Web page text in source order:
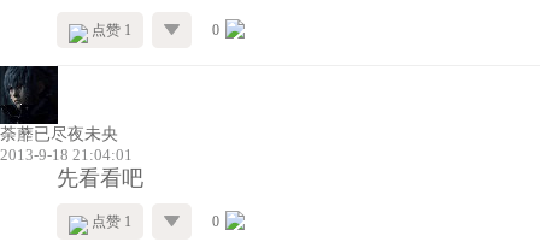
点赞 1 0
荼蘼已尽夜未央
2013-9-18 21:04:01
先看看吧
点赞 1 0